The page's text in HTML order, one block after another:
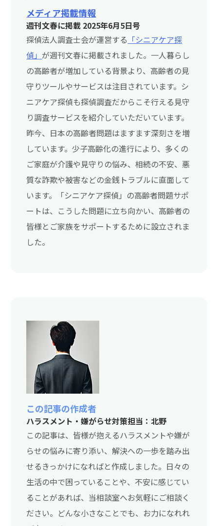
メディア掲載情報
週刊文春に掲載 2025年6月5日号
探偵法人調査士会が運営する 「シニアケア探
偵」が週刊文春に掲載されました。一人暮らし
の高齢者が増加している背景より、高齢者の見
守りツールやサービスは注目されています。シ
ニアケア探偵も探偵調査だからこそ行える見守
り調査サービスを紹介していただいています。
昨今、日本の高齢者問題はますます深刻さを増
しています。少子高齢化の進行により、多くの
ご家庭が介護や見守りの悩み、相続の不安、悪
質な詐欺や被害などの金銭トラブルに直面して
います。「シニアケア探偵」の高齢者問題サポ
ートは、こうした問題に立ち向かい、高齢者の
皆様とご家族をサポートするために設立されま
した。
この記事の作成者
ハラスメント・嫌がらせ対策担当：北野
この記事は、皆様が抱えるハラスメントや嫌が
らせの悩みに寄り添い、解決への一歩を踏み出
せるきっかけになればと作成しました。日々の
生活の中で困っていることや、不安に感じてい
ることがあれば、当相談室へお気軽にご相談く
ださい。どんな小さなことでも、お力になれれ